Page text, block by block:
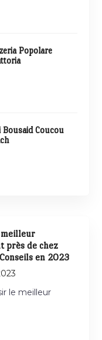
Popolare
Bousaid Coucou
près de chez
en 2023
le meilleur